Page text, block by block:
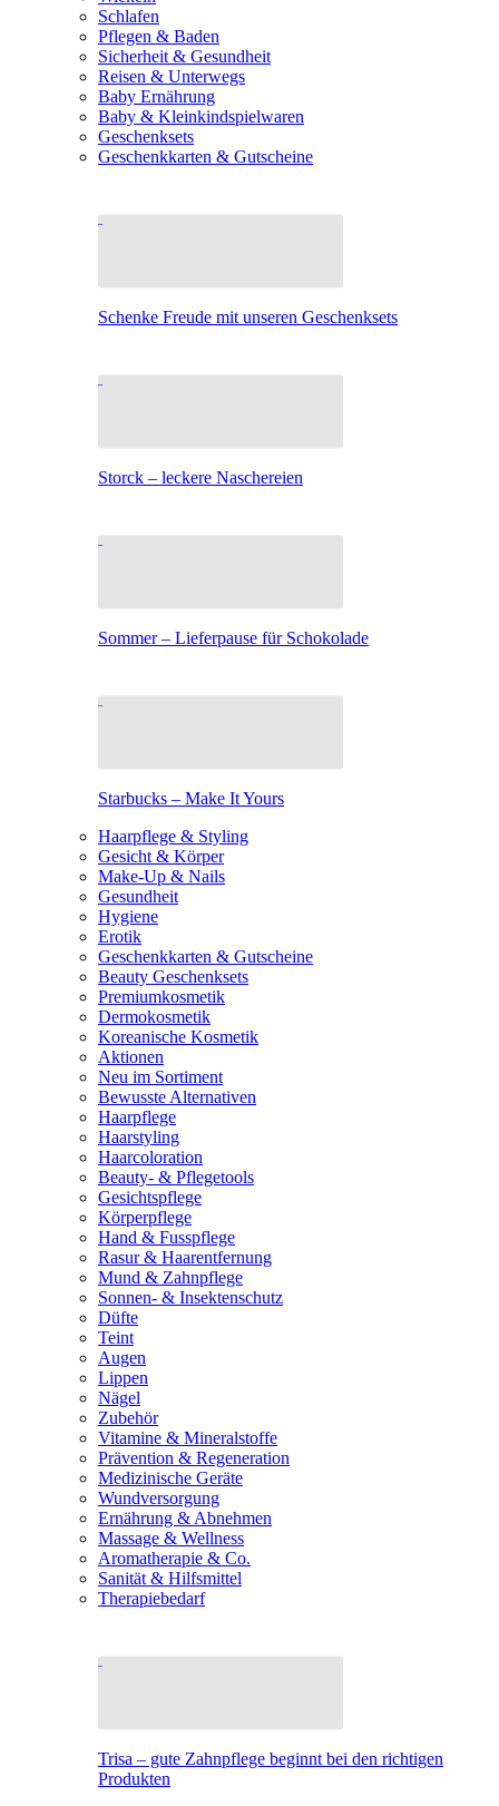
Schlafen
Pflegen & Baden
Sicherheit & Gesundheit
Reisen & Unterwegs
Baby Ernährung
Baby & Kleinkindspielwaren
Geschenksets
Geschenkkarten & Gutscheine
Schenke Freude mit unseren Geschenksets
Storck – leckere Naschereien
Sommer – Lieferpause für Schokolade
Starbucks – Make It Yours
Haarpflege & Styling
Gesicht & Körper
Make-Up & Nails
Gesundheit
Hygiene
Erotik
Geschenkkarten & Gutscheine
Beauty Geschenksets
Premiumkosmetik
Dermokosmetik
Koreanische Kosmetik
Aktionen
Neu im Sortiment
Bewusste Alternativen
Haarpflege
Haarstyling
Haarcoloration
Beauty- & Pflegetools
Gesichtspflege
Körperpflege
Hand & Fusspflege
Rasur & Haarentfernung
Mund & Zahnpflege
Sonnen- & Insektenschutz
Düfte
Teint
Augen
Lippen
Nägel
Zubehör
Vitamine & Mineralstoffe
Prävention & Regeneration
Medizinische Geräte
Wundversorgung
Ernährung & Abnehmen
Massage & Wellness
Aromatherapie & Co.
Sanität & Hilfsmittel
Therapiebedarf
Trisa – gute Zahnpflege beginnt bei den richtigen
Produkten